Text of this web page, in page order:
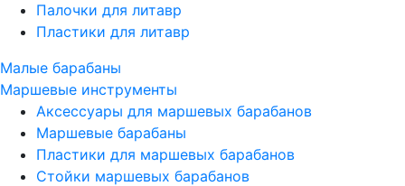
Палочки для литавр
Пластики для литавр
Малые барабаны
Маршевые инструменты
Аксессуары для маршевых барабанов
Маршевые барабаны
Пластики для маршевых барабанов
Стойки маршевых барабанов